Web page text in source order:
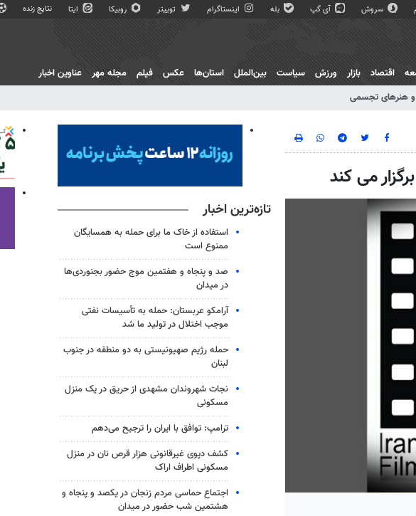
سروش آی گپ بله اینستاگرام توییتر روبیکا ایتا نتایج زنده
هنرهای تجسمی
اقتصاد بازار ورزش سیاست بین‌الملل استان‌ها عکس فیلم مجله مهر عناوین اخبار
می کند
تازه‌ترین اخبار
استفاده از خاک ما برای حمله به همسایگان
ممنوع است
صد و پنجاه و هفتمین موج حضور بجنوردی‌ها
در میدان
آرامکو عربستان: حمله به تأسیسات نفتی
موجب اختلال در تولید ما شد
حمله رژیم صهیونیستی به دو منطقه در جنوب
لبنان
نجات شهروندان مشهدی از حریق در یک منزل
مسکونی
ترامپ: توافق با ایران را ترجیح می‌دهم
کشف دپوی غیرقانونی هزار قرص نان در منزل
مسکونی اطراف اراک
اجتماع حماسی مردم زنجان در یکصد و پنجاه و
هشتمین شب حضور در میدان